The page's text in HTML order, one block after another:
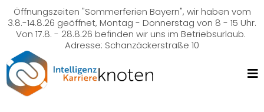
Öffnungszeiten "Sommerferien Bayern", wir haben vom
3.8.-14.8.26 geöffnet, Montag - Donnerstag von 8 - 15 Uhr.
Von 17.8. - 28.8.26 befinden wir uns im Betriebsurlaub.
Adresse: Schanzäckerstraße 10